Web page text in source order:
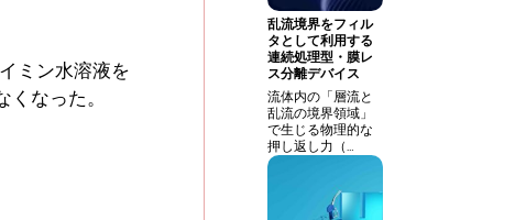
ミン水溶液を
なった。
乱流境界をフィル
タとして利用する
連続処理型・膜レ
ス分離デバイス
流体内の「層流と
乱流の境界領域」
で生じる物理的な
押し返し力（…